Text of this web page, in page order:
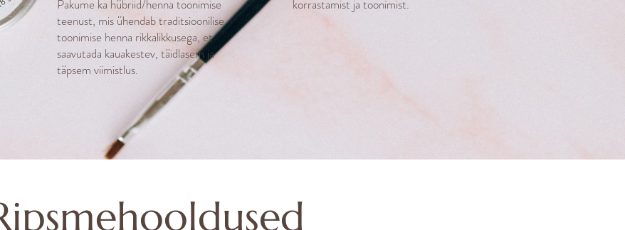
Pakume ka hübriid/henna toonimise
teenust, mis ühendab traditsioonilise
toonimise henna rikkalikkusega, et
saavutada kauakestev, täidlasem ja
täpsem viimistlus.
korrastamist ja toonimist.